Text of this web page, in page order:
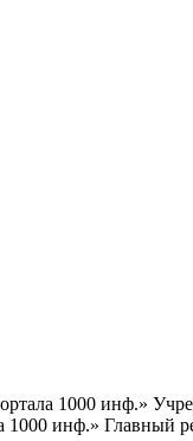
1000 инф.»
1000 инф.» Главный